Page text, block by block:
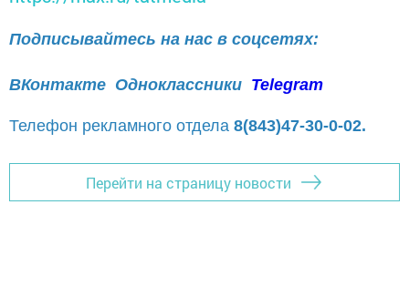
Подписывайтесь на нас в соцсетях:
ВКонтакте Одноклассники Telegram
Телефон рекламного отдела 8(843)47-30-0-02.
Перейти на страницу новости